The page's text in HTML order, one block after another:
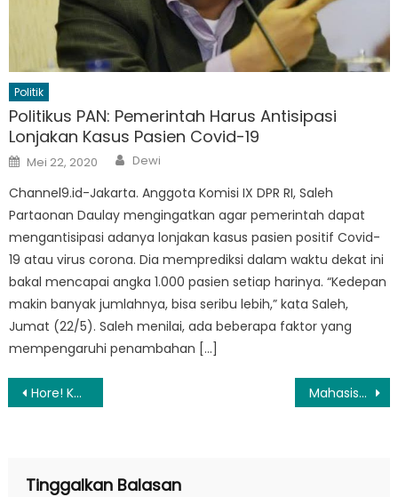
Politik
Politikus PAN: Pemerintah Harus Antisipasi
Lonjakan Kasus Pasien Covid-19
Posted
on
Mei 22, 2020 Author
Dewi
Channel9.id-Jakarta. Anggota Komisi IX DPR RI, Saleh
Partaonan Daulay mengingatkan agar pemerintah dapat
mengantisipasi adanya lonjakan kasus pasien positif Covid-
19 atau virus corona. Dia memprediksi dalam waktu dekat ini
bakal mencapai angka 1.000 pasien setiap harinya. “Kedepan
makin banyak jumlahnya, bisa seribu lebih,” kata Saleh,
Jumat (22/5). Saleh menilai, ada beberapa faktor yang
mempengaruhi penambahan […]
Navigasi
Hore! KAI Ganti Kursi Kereta Ekonomi, Penumpang Tak Lagi Duduk Tegak Berhadapan Mahasiswa dan Dosen UGM Kunjungi DPC PDIP Kota Jogja, Ada Apa?
Tinggalkan Balasan